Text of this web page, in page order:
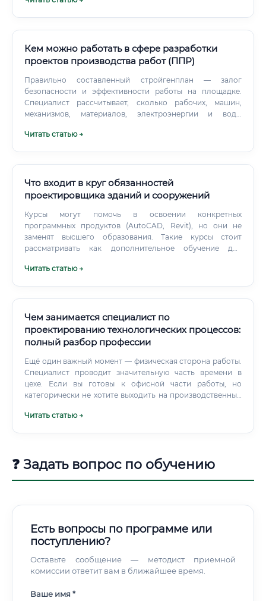
Кем можно работать в сфере разработки
проектов производства работ (ППР)
Правильно составленный стройгенплан — залог
безопасности и эффективности работы на площадке.
Специалист рассчитывает, сколько рабочих, машин,
механизмов, материалов, электроэнергии и воды
Читать статью →
Что входит в круг обязанностей
проектировщика зданий и сооружений
Курсы могут помочь в освоении конкретных
программных продуктов (AutoCAD, Revit), но они не
заменят высшего образования. Такие курсы стоит
рассматривать как дополнительное обучение для
повысить свою квалификацию.
Читать статью →
Чем занимается специалист по
проектированию технологических процессов:
полный разбор профессии
Ещё один важный момент — физическая сторона работы.
Специалист проводит значительную часть времени в
цехе. Если вы готовы к офисной части работы, но
категорически не хотите выходить на производственный
вы — неэффективным специалистом.
Читать статью →
❓ Задать вопрос по обучению
Есть вопросы по программе или
поступлению?
Оставьте сообщение — методист приемной
комиссии ответит вам в ближайшее время.
Ваше имя *